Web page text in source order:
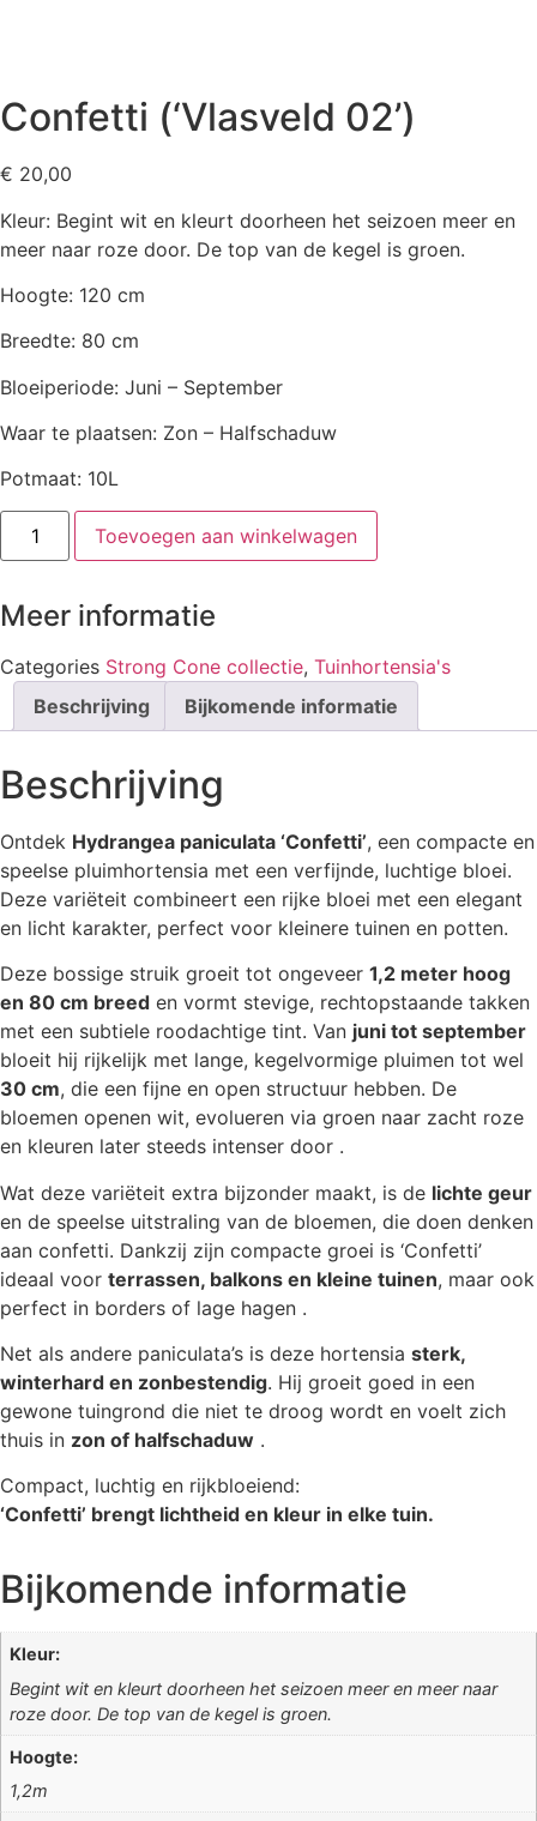
Confetti (‘Vlasveld 02’)
€ 20,00
Kleur: Begint wit en kleurt doorheen het seizoen meer en
meer naar roze door. De top van de kegel is groen.
Hoogte: 120 cm
Breedte: 80 cm
Bloeiperiode: Juni – September
Waar te plaatsen: Zon – Halfschaduw
Potmaat: 10L
Confetti
('Vlasveld
02')
Toevoegen aan winkelwagen
Meer informatie
Categories Strong Cone collectie, Tuinhortensia's
Beschrijving
Bijkomende informatie
Beschrijving
Ontdek Hydrangea paniculata ‘Confetti’, een compacte en
speelse pluimhortensia met een verfijnde, luchtige bloei.
Deze variëteit combineert een rijke bloei met een elegant
en licht karakter, perfect voor kleinere tuinen en potten.
Deze bossige struik groeit tot ongeveer 1,2 meter hoog
en 80 cm breed en vormt stevige, rechtopstaande takken
met een subtiele roodachtige tint. Van juni tot september
bloeit hij rijkelijk met lange, kegelvormige pluimen tot wel
30 cm, die een fijne en open structuur hebben. De
bloemen openen wit, evolueren via groen naar zacht roze
en kleuren later steeds intenser door .
Wat deze variëteit extra bijzonder maakt, is de lichte geur
en de speelse uitstraling van de bloemen, die doen denken
aan confetti. Dankzij zijn compacte groei is ‘Confetti’
ideaal voor terrassen, balkons en kleine tuinen, maar ook
perfect in borders of lage hagen .
Net als andere paniculata’s is deze hortensia sterk,
winterhard en zonbestendig. Hij groeit goed in een
gewone tuingrond die niet te droog wordt en voelt zich
thuis in zon of halfschaduw .
Compact, luchtig en rijkbloeiend:
‘Confetti’ brengt lichtheid en kleur in elke tuin.
Bijkomende informatie
Kleur:
Begint wit en kleurt doorheen het seizoen meer en meer naar
roze door. De top van de kegel is groen.
Hoogte:
1,2m